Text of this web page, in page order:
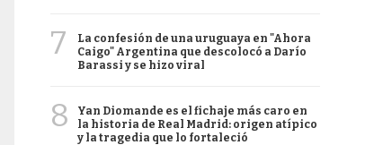
7
La confesión de una uruguaya en "Ahora
Caigo" Argentina que descolocó a Darío
Barassi y se hizo viral
8
Yan Diomande es el fichaje más caro en
la historia de Real Madrid: origen atípico
y la tragedia que lo fortaleció